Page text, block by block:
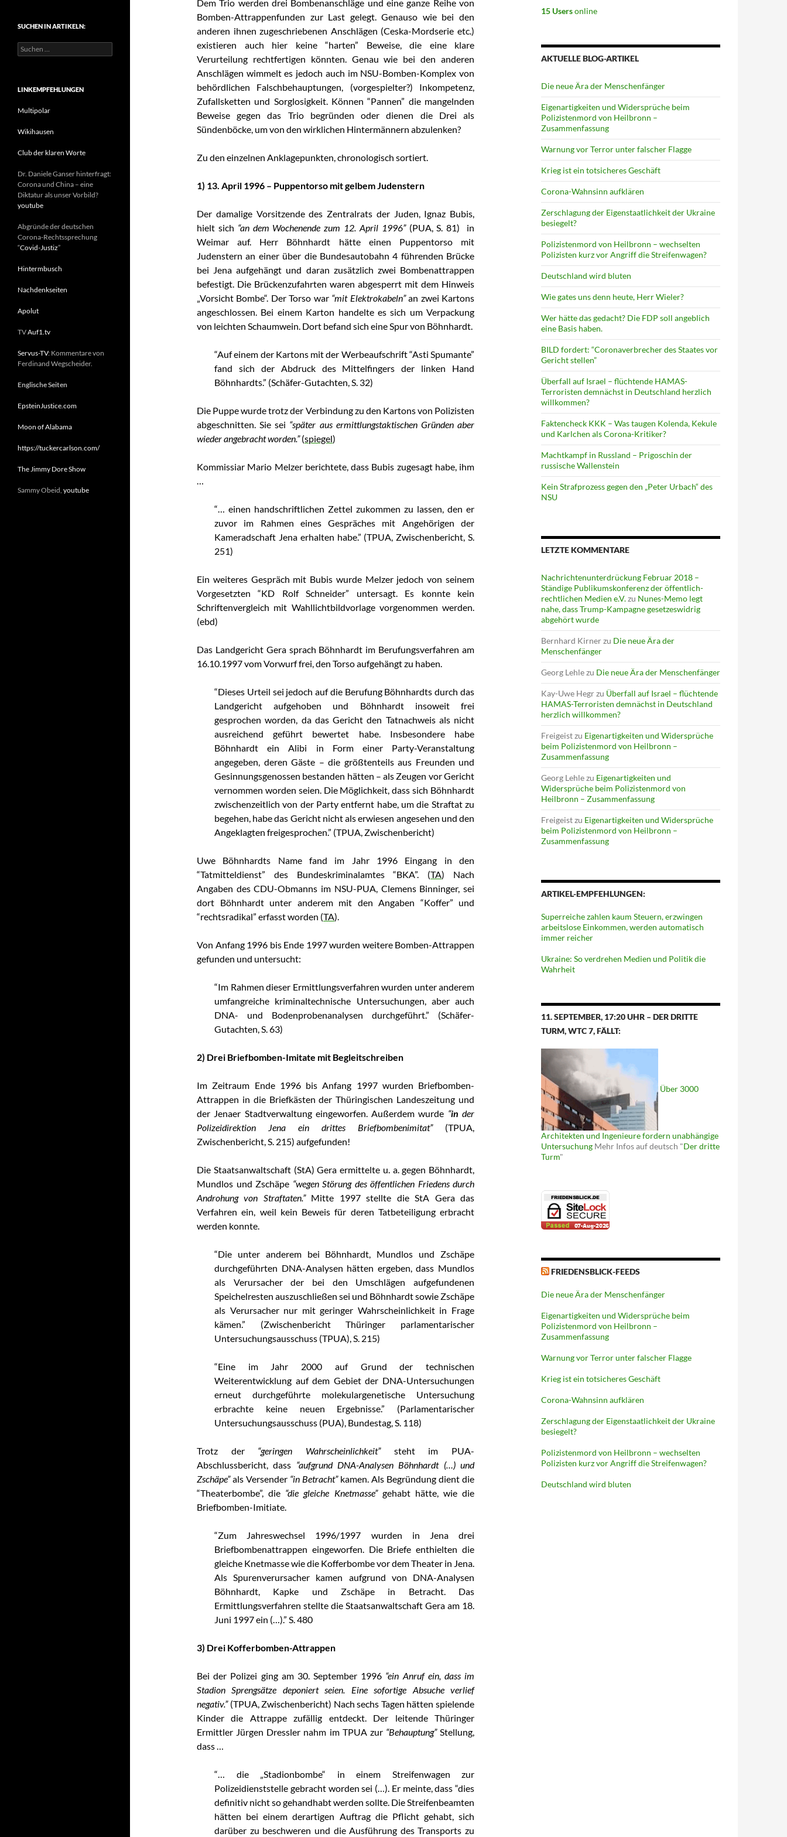
Dem Trio werden drei Bombenanschläge und eine ganze Reihe von
Bomben-Attrappenfunden zur Last gelegt. Genauso wie bei den
anderen ihnen zugeschriebenen Anschlägen (Ceska-Mordserie etc.)
existieren auch hier keine “harten” Beweise, die eine klare
Verurteilung rechtfertigen könnten. Genau wie bei den anderen
Anschlägen wimmelt es jedoch auch im NSU-Bomben-Komplex von
behördlichen Falschbehauptungen, (vorgespielter?) Inkompetenz,
Zufallsketten und Sorglosigkeit. Können “Pannen” die mangelnden
Beweise gegen das Trio begründen oder dienen die Drei als
Sündenböcke, um von den wirklichen Hintermännern abzulenken?
Zu den einzelnen Anklagepunkten, chronologisch sortiert.
1) 13. April 1996 – Puppentorso mit gelbem Judenstern
Der damalige Vorsitzende des Zentralrats der Juden, Ignaz Bubis,
hielt sich “an dem Wochenende zum 12. April 1996”(PUA, S. 81) in
Weimar auf. Herr Böhnhardt hätte einen Puppentorso mit
Judenstern an einer über die Bundesautobahn 4 führenden Brücke
bei Jena aufgehängt und daran zusätzlich zwei Bombenattrappen
befestigt. Die Brückenzufahrten waren abgesperrt mit dem Hinweis
„Vorsicht Bombe“. Der Torso war “mit Elektrokabeln”an zwei Kartons
angeschlossen. Bei einem Karton handelte es sich um Verpackung
von leichten Schaumwein. Dort befand sich eine Spur von Böhnhardt.
“Auf einem der Kartons mit der Werbeaufschrift “Asti Spumante”
fand sich der Abdruck des Mittelfingers der linken Hand
Böhnhardts.” (Schäfer-Gutachten, S. 32)
Die Puppe wurde trotz der Verbindung zu den Kartons von Polizisten
abgeschnitten. Sie sei “später aus ermittlungstaktischen Gründen aber
wieder angebracht worden.”(spiegel)
Kommissiar Mario Melzer berichtete, dass Bubis zugesagt habe, ihm
…
“… einen handschriftlichen Zettel zukommen zu lassen, den er
zuvor im Rahmen eines Gespräches mit Angehörigen der
Kameradschaft Jena erhalten habe.” (TPUA, Zwischenbericht, S.
251)
Ein weiteres Gespräch mit Bubis wurde Melzer jedoch von seinem
Vorgesetzten “KD Rolf Schneider” untersagt. Es konnte kein
Schriftenvergleich mit Wahllichtbildvorlage vorgenommen werden.
(ebd)
Das Landgericht Gera sprach Böhnhardt im Berufungsverfahren am
16.10.1997 vom Vorwurf frei, den Torso aufgehängt zu haben.
“Dieses Urteil sei jedoch auf die Berufung Böhnhardts durch das
Landgericht aufgehoben und Böhnhardt insoweit frei
gesprochen worden, da das Gericht den Tatnachweis als nicht
ausreichend geführt bewertet habe. Insbesondere habe
Böhnhardt ein Alibi in Form einer Party-Veranstaltung
angegeben, deren Gäste – die größtenteils aus Freunden und
Gesinnungsgenossen bestanden hätten – als Zeugen vor Gericht
vernommen worden seien. Die Möglichkeit, dass sich Böhnhardt
zwischenzeitlich von der Party entfernt habe, um die Straftat zu
begehen, habe das Gericht nicht als erwiesen angesehen und den
Angeklagten freigesprochen.” (TPUA, Zwischenbericht)
Uwe Böhnhardts Name fand im Jahr 1996 Eingang in den
“Tatmitteldienst” des Bundeskriminalamtes “BKA”. (TA) Nach
Angaben des CDU-Obmanns im NSU-PUA, Clemens Binninger, sei
dort Böhnhardt unter anderem mit den Angaben “Koffer” und
“rechtsradikal” erfasst worden (TA).
Von Anfang 1996 bis Ende 1997 wurden weitere Bomben-Attrappen
gefunden und untersucht:
“Im Rahmen dieser Ermittlungsverfahren wurden unter anderem
umfangreiche kriminaltechnische Untersuchungen, aber auch
DNA- und Bodenprobenanalysen durchgeführt.” (Schäfer-
Gutachten, S. 63)
2) Drei Briefbomben-Imitate mit Begleitschreiben
Im Zeitraum Ende 1996 bis Anfang 1997 wurden Briefbomben-
Attrappen in die Briefkästen der Thüringischen Landeszeitung und
der Jenaer Stadtverwaltung eingeworfen. Außerdem wurde “inder
Polizeidirektion Jena ein drittes Briefbombenimitat” (TPUA,
Zwischenbericht, S. 215) aufgefunden!
Die Staatsanwaltschaft (StA) Gera ermittelte u. a. gegen Böhnhardt,
Mundlos und Zschäpe “wegen Störung des öffentlichen Friedens durch
Androhung von Straftaten.”Mitte 1997 stellte die StA Gera das
Verfahren ein, weil kein Beweis für deren Tatbeteiligung erbracht
werden konnte.
“Die unter anderem bei Böhnhardt, Mundlos und Zschäpe
durchgeführten DNA-Analysen hätten ergeben, dass Mundlos
als Verursacher der bei den Umschlägen aufgefundenen
Speichelresten auszuschließen sei und Böhnhardt sowie Zschäpe
als Verursacher nur mit geringer Wahrscheinlichkeit in Frage
kämen.” (Zwischenbericht Thüringer parlamentarischer
Untersuchungsausschuss (TPUA), S. 215)
“Eine im Jahr 2000 auf Grund der technischen
Weiterentwicklung auf dem Gebiet der DNA-Untersuchungen
erneut durchgeführte molekulargenetische Untersuchung
erbrachte keine neuen Ergebnisse.” (Parlamentarischer
Untersuchungsausschuss (PUA), Bundestag, S. 118)
Trotz der “geringen Wahrscheinlichkeit”steht im PUA-
Abschlussbericht, dass “aufgrund DNA-Analysen Böhnhardt (…) und
Zschäpe”als Versender “in Betracht”kamen. Als Begründung dient die
“Theaterbombe”, die “die gleiche Knetmasse”gehabt hätte, wie die
Briefbomben-Imitiate.
“Zum Jahreswechsel 1996/1997 wurden in Jena drei
Briefbombenattrappen eingeworfen. Die Briefe enthielten die
gleiche Knetmasse wie die Kofferbombe vor dem Theater in Jena.
Als Spurenverursacher kamen aufgrund von DNA-Analysen
Böhnhardt, Kapke und Zschäpe in Betracht. Das
Ermittlungsverfahren stellte die Staatsanwaltschaft Gera am 18.
Juni 1997 ein (…).” S. 480
3) Drei Kofferbomben-Attrappen
Bei der Polizei ging am 30. September 1996 “ein Anruf ein, dass im
Stadion Sprengsätze deponiert seien. Eine sofortige Absuche verlief
negativ.”(TPUA, Zwischenbericht) Nach sechs Tagen hätten spielende
Kinder die Attrappe zufällig entdeckt. Der leitende Thüringer
Ermittler Jürgen Dressler nahm im TPUA zur “Behauptung”Stellung,
dass …
“… die „Stadionbombe“ in einem Streifenwagen zur
Polizeidienststelle gebracht worden sei (…). Er meinte, dass “dies
definitiv nicht so gehandhabt werden sollte. Die Streifenbeamten
hätten bei einem derartigen Auftrag die Pflicht gehabt, sich
darüber zu beschweren und die Ausführung des Transports zu
15 Usersonline
AKTUELLE BLOG-ARTIKEL
Die neue Ära der Menschenfänger
Eigenartigkeiten und Widersprüche beim
Polizistenmord von Heilbronn –
Zusammenfassung
Warnung vor Terror unter falscher Flagge
Krieg ist ein totsicheres Geschäft
Corona-Wahnsinn aufklären
Zerschlagung der Eigenstaatlichkeit der Ukraine
besiegelt?
Polizistenmord von Heilbronn – wechselten
Polizisten kurz vor Angriff die Streifenwagen?
Deutschland wird bluten
Wie gates uns denn heute, Herr Wieler?
Wer hätte das gedacht? Die FDP soll angeblich
eine Basis haben.
BILD fordert: “Coronaverbrecher des Staates vor
Gericht stellen”
Überfall auf Israel – flüchtende HAMAS-
Terroristen demnächst in Deutschland herzlich
willkommen?
Faktencheck KKK – Was taugen Kolenda, Kekule
und Karlchen als Corona-Kritiker?
Machtkampf in Russland – Prigoschin der
russische Wallenstein
Kein Strafprozess gegen den „Peter Urbach“ des
NSU
LETZTE KOMMENTARE
Nachrichtenunterdrückung Februar 2018 –
Ständige Publikumskonferenz der öffentlich-
rechtlichen Medien e.V.zu Nunes-Memo legt
nahe, dass Trump-Kampagne gesetzeswidrig
abgehört wurde
Bernhard Kirnerzu Die neue Ära der
Menschenfänger
Georg Lehlezu Die neue Ära der Menschenfänger
Kay-Uwe Hegrzu Überfall auf Israel – flüchtende
HAMAS-Terroristen demnächst in Deutschland
herzlich willkommen?
Freigeistzu Eigenartigkeiten und Widersprüche
beim Polizistenmord von Heilbronn –
Zusammenfassung
Georg Lehlezu Eigenartigkeiten und
Widersprüche beim Polizistenmord von
Heilbronn – Zusammenfassung
Freigeistzu Eigenartigkeiten und Widersprüche
beim Polizistenmord von Heilbronn –
Zusammenfassung
ARTIKEL-EMPFEHLUNGEN:
Superreiche zahlen kaum Steuern, erzwingen
arbeitslose Einkommen, werden automatisch
immer reicher
Ukraine: So verdrehen Medien und Politik die
Wahrheit
11. SEPTEMBER, 17:20 UHR – DER DRITTE
TURM, WTC 7, FÄLLT:
Über 3000
Architekten und Ingenieure fordern unabhängige
Untersuchung Mehr Infos auf deutsch "Der dritte
Turm"
FRIEDENSBLICK-FEEDS
Die neue Ära der Menschenfänger
Eigenartigkeiten und Widersprüche beim
Polizistenmord von Heilbronn –
Zusammenfassung
Warnung vor Terror unter falscher Flagge
Krieg ist ein totsicheres Geschäft
Corona-Wahnsinn aufklären
Zerschlagung der Eigenstaatlichkeit der Ukraine
besiegelt?
Polizistenmord von Heilbronn – wechselten
Polizisten kurz vor Angriff die Streifenwagen?
Deutschland wird bluten
g
SUCHEN IN ARTIKELN:
S
u
e
n
c
:
LINKEMPFEHLUNGEN
Multipolar
Wikihausen
Club der klaren Worte
Dr. Daniele Ganser hinterfragt:
Corona und China – eine
Diktatur als unser Vorbild?
youtube
Abgründe der deutschen
Corona-Rechtssprechung
“Covid-Justiz”
Hintermbusch
Nachdenkseiten
Apolut
TVAuf1.tv
Servus-TV: Kommentare von
Ferdinand Wegscheider.
Englische Seiten
EpsteinJustice.com
Moon of Alabama
https://tuckercarlson.com/
The Jimmy Dore Show
Sammy Obeid, youtube